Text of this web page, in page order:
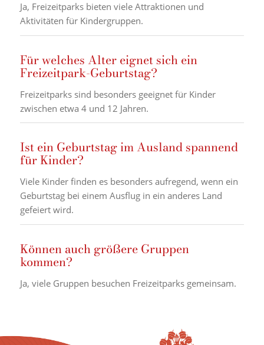
Ja, Freizeitparks bieten viele Attraktionen und
Aktivitäten für Kindergruppen.
Für welches Alter eignet sich ein
Freizeitpark-Geburtstag?
Freizeitparks sind besonders geeignet für Kinder
zwischen etwa 4 und 12 Jahren.
Ist ein Geburtstag im Ausland spannend
für Kinder?
Viele Kinder finden es besonders aufregend, wenn ein
Geburtstag bei einem Ausflug in ein anderes Land
gefeiert wird.
Können auch größere Gruppen
kommen?
Ja, viele Gruppen besuchen Freizeitparks gemeinsam.